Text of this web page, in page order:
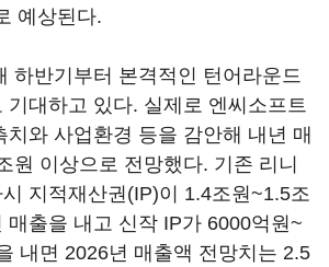
예상된다.
하반기부터 본격적인 턴어라운드
기대하고 있다. 실제로 엔씨소프트
치와 사업환경 등을 감안해 내년 매
원 이상으로 전망했다. 기존 리니
지적재산권(IP)이 1.4조원~1.5조
매출을 내고 신작 IP가 6000억원~
내면 2026년 매출액 전망치는 2.5